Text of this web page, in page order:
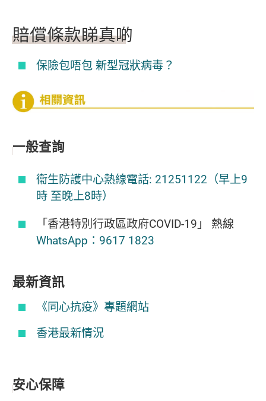
賠償條款睇真啲
保險包唔包 新型冠狀病毒？
一般查詢
衞生防護中心熱線電話: 21251122（早上9
時 至晚上8時）
「香港特別行政區政府COVID-19」 熱線
WhatsApp：9617 1823
最新資訊
《同心抗疫》專題網站
香港最新情況
安心保障